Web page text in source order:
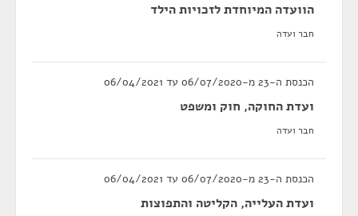
הוועדה המיוחדת לזכויות הילד
חבר ועדה
הכנסת ה-23 מ-06/07/2020 עד 06/04/2021
ועדת החוקה, חוק ומשפט
חבר ועדה
הכנסת ה-23 מ-06/07/2020 עד 06/04/2021
ועדת העלייה, הקליטה והתפוצות